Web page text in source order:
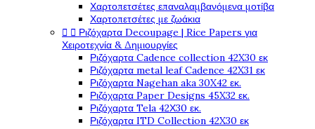
Χαρτοπετσέτες επαναλαμβανόμενα μοτίβα
Χαρτοπετσέτες με ζωάκια
  Ριζόχαρτα Decoupage | Rice Papers για
Χειροτεχνία & Δημιουργίες
Ριζόχαρτα Cadence collection 42X30 εκ
Ριζόχαρτα metal leaf Cadence 42X31 εκ
Ριζόχαρτα Nagehan aka 30X42 εκ.
Ριζόχαρτα Paper Designs 45X32 εκ.
Ριζόχαρτα Tela 42Χ30 εκ.
Ριζόχαρτα ITD Collection 42X30 εκ